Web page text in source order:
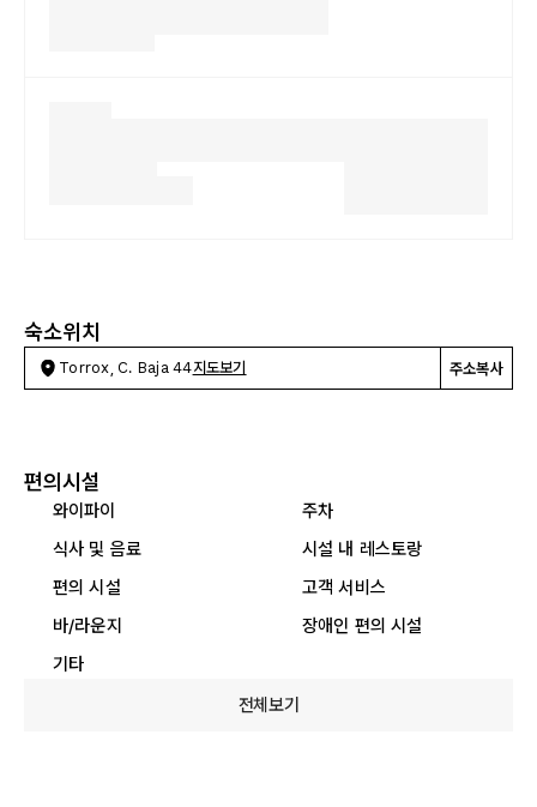
숙소위치
Torrox, C. Baja 44지도보기 주소복사
편의시설
와이파이
주차
식사 및 음료
시설 내 레스토랑
편의 시설
고객 서비스
바/라운지
장애인 편의 시설
기타
전체보기